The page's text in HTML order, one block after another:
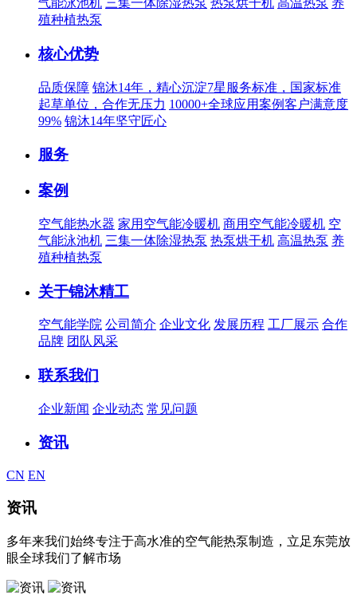
气能泳池机 三集一体除湿热泵 热泵烘干机 高温热泵 养
殖种植热泵
核心优势
品质保障 锦沐14年，精心沉淀7星服务标准，国家标准
起草单位，合作无压力 10000+全球应用案例客户满意度
99% 锦沐14年坚守匠心
服务
案例
空气能热水器 家用空气能冷暖机 商用空气能冷暖机 空
气能泳池机 三集一体除湿热泵 热泵烘干机 高温热泵 养
殖种植热泵
关于锦沐精工
空气能学院 公司简介 企业文化 发展历程 工厂展示 合作
品牌 团队风采
联系我们
企业新闻 企业动态 常见问题
资讯
CN EN
资讯
多年来我们始终专注于高水准的空气能热泵制造，立足东莞放
眼全球我们了解市场